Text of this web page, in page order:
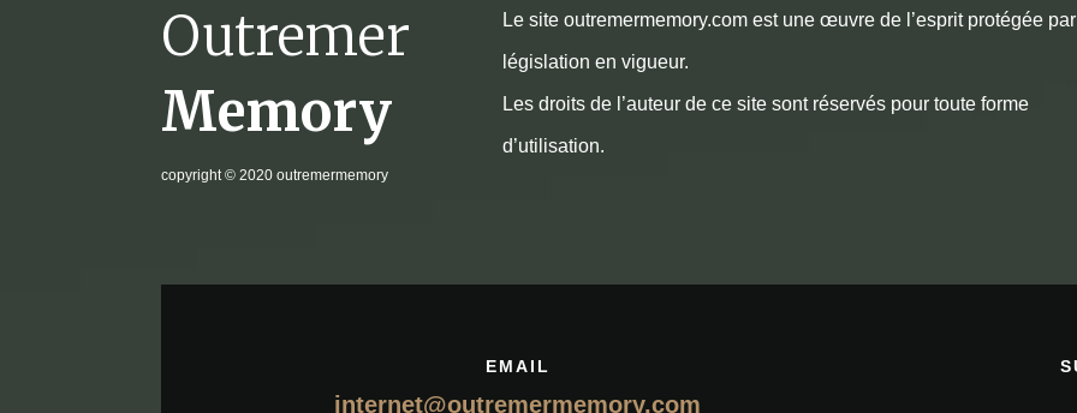
Outremer
Memory
copyright© 2020 outremermemory
Le site outremermemory.com est une œuvre de l’esprit protégée
législation en vigueur.
Les droits de l’auteur de ce site sont réservés pour toute forme
d’utilisation.
EMAIL
internet@outremermemory.com